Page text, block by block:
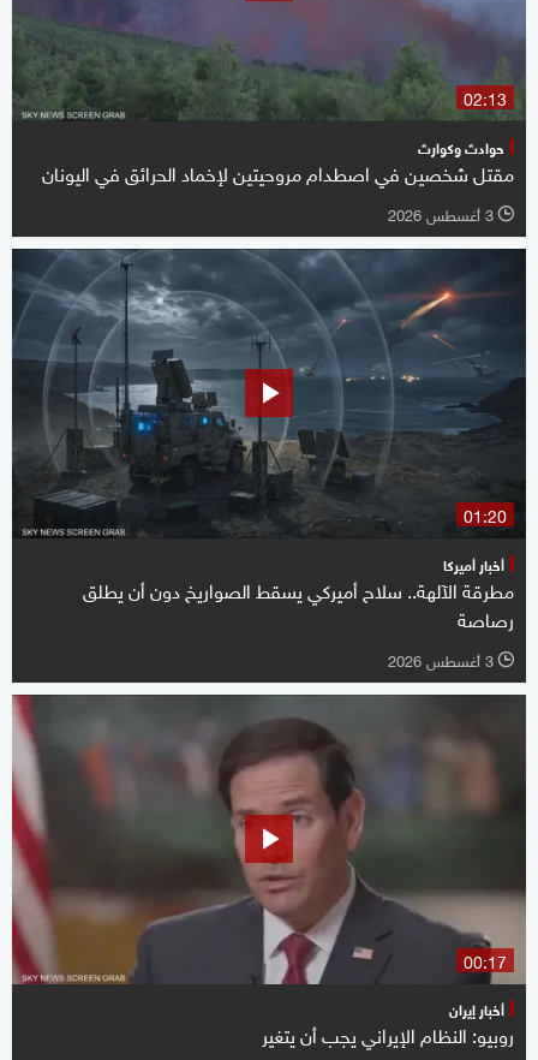
02:13
حوادث وكوارث
مقتل شخصين في اصطدام مروحيتين لإخماد الحرائق في اليونان
l 3 أغسطس 2026
01:20
أخبار أميركا
مطرقة الآلهة.. سلاح أميركي يسقط الصواريخ دون أن يطلق
رصاصة
l 3 أغسطس 2026
00:17
أخبار إيران
روبيو: النظام الإيراني يجب أن يتغير